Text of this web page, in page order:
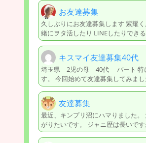
お友達募集
久しぶりにお友達募集します 紫耀
緒にヲタ活したり LINEしたりでき
キスマイ友達募集40代
埼玉県 2児の母 40代 パート 特
す。 今回始めて友達募集してみまし
友達募集
最近、キンプリ沼にハマりました
がりたいです。 ジャニ歴は長いで